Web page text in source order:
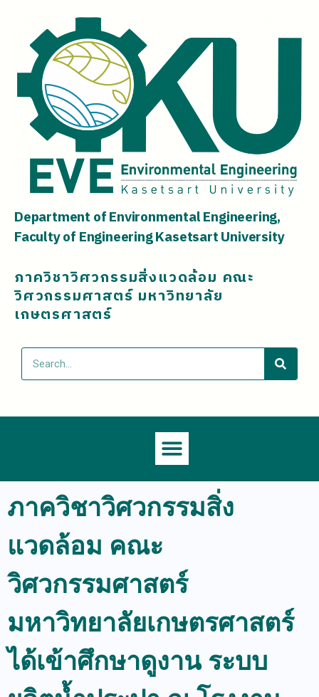
Department of Environmental Engineering,
Faculty of Engineering Kasetsart University
ภาควิชาวิศวกรรมสิ่งแวดล้อม คณะ
วิศวกรรมศาสตร์ มหาวิทยาลัย
เกษตรศาสตร์
ภาควิชาวิศวกรรมสิ่ง
แวดล้อม คณะ
วิศวกรรมศาสตร์
มหาวิทยาลัยเกษตรศาสตร์
ได้เข้าศึกษาดูงาน ระบบ